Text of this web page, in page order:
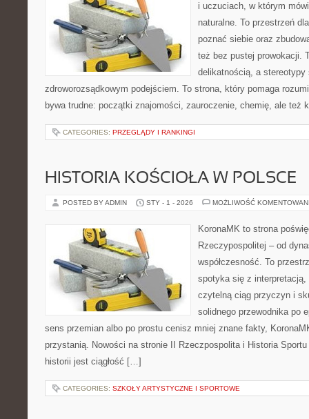
i uczuciach, w którym
naturalne. To przestrzeń
poznać siebie oraz
też bez pustej prowokacji.
delikatnością, a
zdroworozsądkowym podejściem. To strona, który pomaga
bywa trudne: początki znajomości, zauroczenie, chemię, ale też
CATEGORIES: PRZEGLĄDY I RANKINGI
HISTORIA KOŚCIOŁA W POLSCE
POSTED BY ADMIN STY - 1 - 2026 MOŻLIWOŚĆ
KoronaMK to strona
Rzeczypospolitej – od
współczesność. To
spotyka się z interpretacją,
czytelną ciąg przyczyn i
solidnego przewodnika po
sens przemian albo po prostu cenisz mniej znane fakty,
przystanią. Nowości na stronie II Rzeczpospolita i Historia
historii jest ciągłość […]
CATEGORIES: SZKOŁY ARTYSTYCZNE I SPORTOWE